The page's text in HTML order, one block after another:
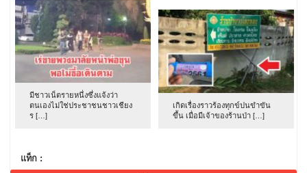
มีชาวเน็ตรายหนึ่งซึ่งแจ้งว่า
ตนเองไม่ใช่ประชาชนชาวเชียง
ร […]
เกิดเรื่องราวร้องทุกข์ปนขำขัน
ขึ้น เมื่อมีเจ้าของร้านป่า […]
แท็ก :